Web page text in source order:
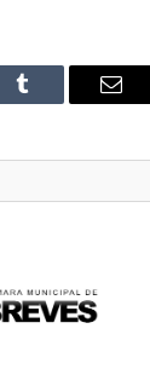
Tumblr
E-